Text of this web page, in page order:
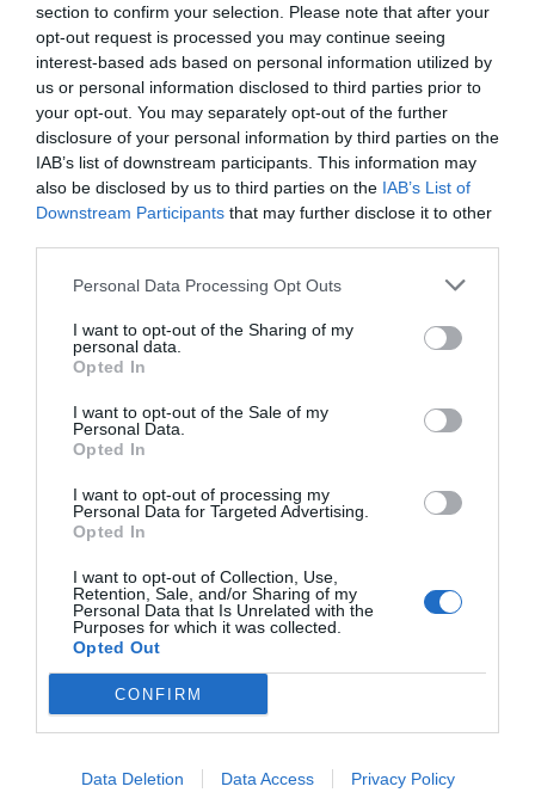
section to confirm your selection. Please note that after your
opt-out request is processed you may continue seeing
interest-based ads based on personal information utilized by
us or personal information disclosed to third parties prior to
your opt-out. You may separately opt-out of the further
disclosure of your personal information by third parties on the
IAB’s list of downstream participants. This information may
also be disclosed by us to third parties on the IAB’s List of
Downstream Participants that may further disclose it to other
Personal Data Processing Opt Outs
I want to opt-out of the Sharing of my
personal data.
Opted In
I want to opt-out of the Sale of my
Personal Data.
Opted In
I want to opt-out of processing my
Personal Data for Targeted Advertising.
Opted In
I want to opt-out of Collection, Use,
Retention, Sale, and/or Sharing of my
Personal Data that Is Unrelated with the
Purposes for which it was collected.
Opted Out
CONFIRM
Data Deletion Data Access Privacy Policy
Índex2P
Turismo deportivo
segmentados por competición, tipología de activos,
marcas, categorías de producto y valor económico
aproximado de cada acuerdo. Si quieres más
información, contacta con nosotros
enintelligence@2playbook.com.
2Playbook
como fuente preferida de Google
de forma gratuita
Mantente informado con las últimas noticias de actualidad.
ACTIVAR AHORA
Publicidad
2Playbook Club2P